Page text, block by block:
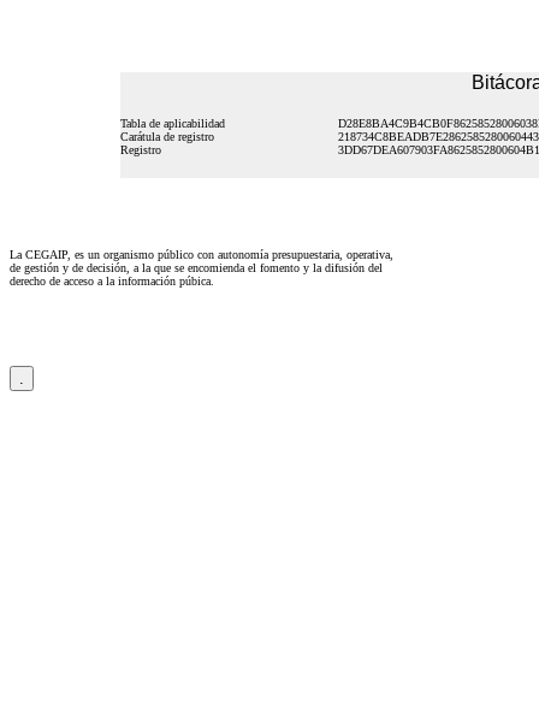
Tabla de aplicabilidad
Carátula de registro
Registro
La CEGAIP, es un organismo público con autonomía presupuestaria, operativa,
de gestión y de decisión, a la que se encomienda el fomento y la difusión del
derecho de acceso a la información púbica.